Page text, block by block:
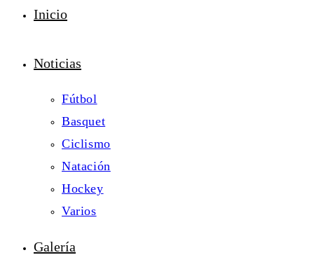
Inicio
Noticias
Fútbol
Basquet
Ciclismo
Natación
Hockey
Varios
Galería